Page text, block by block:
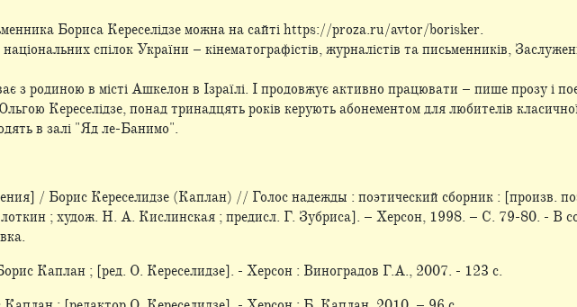
Бориса Кереселідзе можна на сайті https://proza.ru/avtor/borisker.
спілок України – кінематографістів, журналістів та письменників,
з родиною в місті Ашкелон в Ізраїлі. І продовжує активно працювати – пише прозу і
Кереселідзе, понад тринадцять років керують абонементом для любителів
в залі "Яд ле-Банимо".
/ Борис Кереселидзе (Каплан) // Голос надежды : поэтический сборник : [произв.
; худож. Н. А. Кислинская ; предисл. Г. Зубриса]. – Херсон, 1998. – С. 79-80. - В
Каплан ; [ред. О. Кереселидзе]. - Херсон : Виноградов Г.А., 2007. - 123 с.